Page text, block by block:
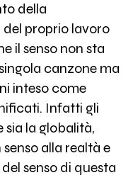
della
proprio lavoro
il senso non sta
canzone ma
inteso come
Infatti gli
sia la globalità,
alla realtà e
senso di questa